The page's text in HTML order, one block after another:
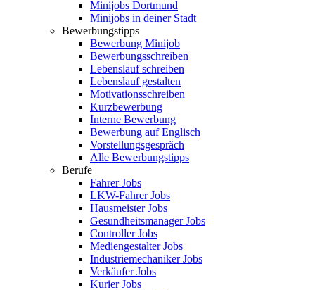
Minijobs Dortmund
Minijobs in deiner Stadt
Bewerbungstipps
Bewerbung Minijob
Bewerbungsschreiben
Lebenslauf schreiben
Lebenslauf gestalten
Motivationsschreiben
Kurzbewerbung
Interne Bewerbung
Bewerbung auf Englisch
Vorstellungsgespräch
Alle Bewerbungstipps
Berufe
Fahrer Jobs
LKW-Fahrer Jobs
Hausmeister Jobs
Gesundheitsmanager Jobs
Controller Jobs
Mediengestalter Jobs
Industriemechaniker Jobs
Verkäufer Jobs
Kurier Jobs